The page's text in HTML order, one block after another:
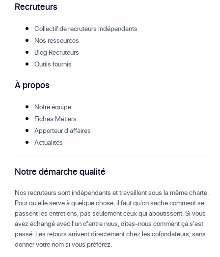
Recruteurs
Collectif de recruteurs indépendants
Nos ressources
Blog Recruteurs
Outils fournis
À propos
Notre équipe
Fiches Métiers
Apporteur d'affaires
Actualités
Notre démarche qualité
Nos recruteurs sont indépendants et travaillent sous la même charte.
Pour qu'elle serve à quelque chose, il faut qu'on sache comment se
passent les entretiens, pas seulement ceux qui aboutissent. Si vous
avez échangé avec l'un d'entre nous, dites-nous comment ça s'est
passé. Les retours arrivent directement chez les cofondateurs, sans
donner votre nom si vous préférez.